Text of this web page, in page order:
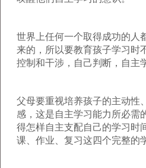
世界上任何一个取得成功的人
来的，所以要教育孩子学习时
控制和干涉，自己判断，自主
父母要重视培养孩子的主动性
感，这是自主学习能力所必需
得怎样自主支配自己的学习时
课、作业、复习这四个完整的